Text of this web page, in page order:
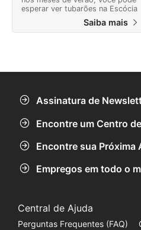
esperar ver tubarões na Escócia
Saiba mais
Assinatura de
Encontre um Centro
Encontre sua Próxima
Empregos em todo o
Central de Ajuda
Perguntas Frequentes (FAQ)